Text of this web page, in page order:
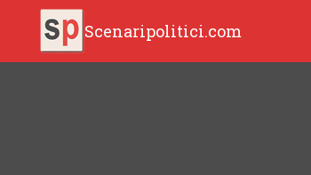
Scenaripolitici.com